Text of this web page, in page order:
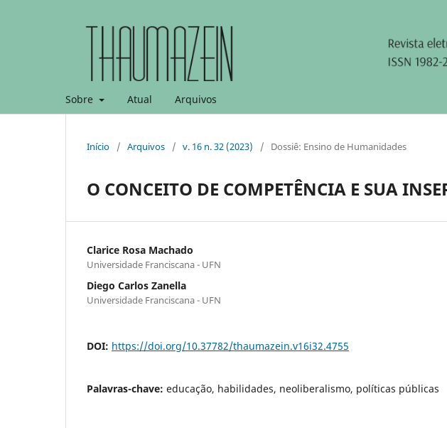
Sobre Atual Arquivos
Início / Arquivos / v. 16 n. 32 (2023) / Dossiê: Ensino de Humanidades
O CONCEITO DE COMPETÊNCIA E SUA
Clarice Rosa Machado
Universidade Franciscana - UFN
Diego Carlos Zanella
Universidade Franciscana - UFN
DOI: https://doi.org/10.37782/thaumazein.v16i32.4755
Palavras-chave: educação, habilidades, neoliberalismo, políticas públicas